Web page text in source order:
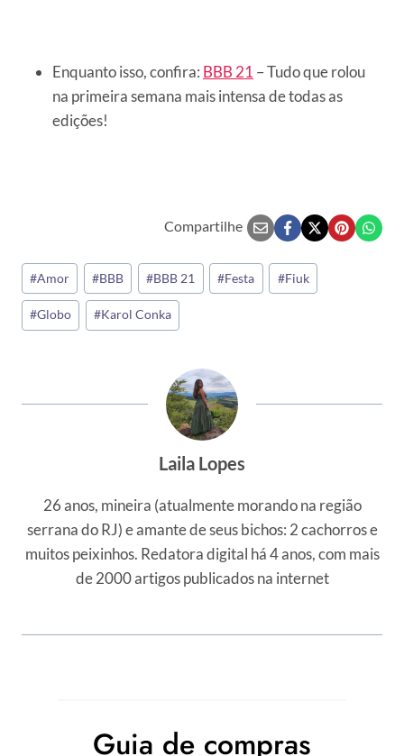
Enquanto isso, confira: BBB 21 – Tudo que rolou
na primeira semana mais intensa de todas as
edições!
Compartilhe
Tags
do
Post:
#Amor #BBB #BBB 21 #Festa #Fiuk
#Globo #Karol Conka
Laila Lopes
26 anos, mineira (atualmente morando na região
serrana do RJ) e amante de seus bichos: 2 cachorros e
muitos peixinhos. Redatora digital há 4 anos, com mais
de 2000 artigos publicados na internet
Guia de compras